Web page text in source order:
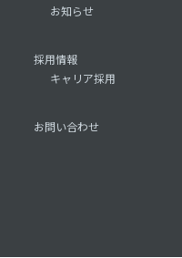
お知らせ
採用情報
キャリア採用
お問い合わせ